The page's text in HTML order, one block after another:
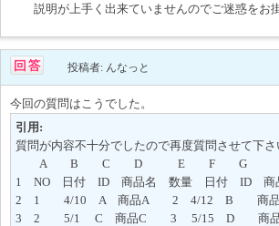
説明が上手く出来ていませんのでご迷惑をお
投稿者: んなっと
今回の質問はこうでした。
引用:
質問が内容不十分でしたので再度質問させて下さ
A B C D E F G
1 NO 日付 ID 商品名 数量 日付 ID 商
2 1 4/10 A 商品A 2 4/12 B 商
3 2 5/1 C 商品C 3 5/15 D 商